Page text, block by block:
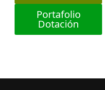
Portafolio
Dotación